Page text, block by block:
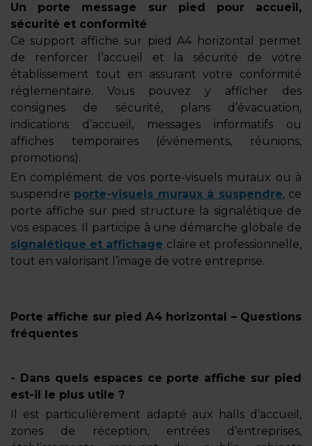
Un porte message sur pied pour accueil,
sécurité et conformité
Ce support affiche sur pied A4 horizontal permet
de renforcer l’accueil et la sécurité de votre
établissement tout en assurant votre conformité
réglementaire. Vous pouvez y afficher des
consignes de sécurité, plans d’évacuation,
indications d’accueil, messages informatifs ou
affiches temporaires (événements, réunions,
promotions).
En complément de vos porte-visuels muraux ou à
suspendre porte-visuels muraux à suspendre, ce
porte affiche sur pied structure la signalétique de
vos espaces. Il participe à une démarche globale de
signalétique et affichage claire et professionnelle,
tout en valorisant l’image de votre entreprise.
Porte affiche sur pied A4 horizontal – Questions
fréquentes
- Dans quels espaces ce porte affiche sur pied
est-il le plus utile ?
Il est particulièrement adapté aux halls d’accueil,
zones de réception, entrées d’entreprises,